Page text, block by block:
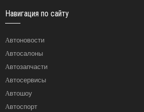
Навигация по сайту
Автоновости
Автосалоны
Автозапчасти
Автосервисы
Автошоу
Автоспорт